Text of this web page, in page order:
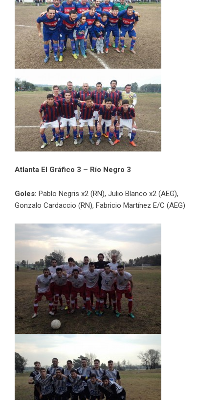
Atlanta El Gráfico 3 – Río Negro 3
Goles: Pablo Negris x2 (RN), Julio Blanco x2 (AEG),
Gonzalo Cardaccio (RN), Fabricio Martínez E/C (AEG)